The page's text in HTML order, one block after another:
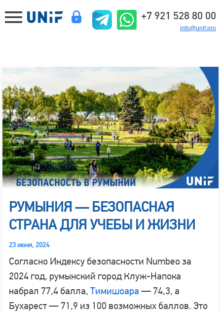
+7 921 528 80 00
info@unif.pro
РУМЫНИЯ — БЕЗОПАСНАЯ
СТРАНА ДЛЯ УЧЕБЫ И ЖИЗНИ
23 июня, 2024
Согласно Индексу безопасности Numbeo за
2024 год, румынский город Клуж-Напока
набрал 77,4 балла, Тимишоара — 74,3, а
Бухарест — 71,9 из 100 возможных баллов. Это